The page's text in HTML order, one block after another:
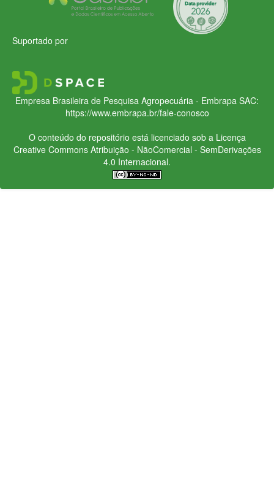
Suportado por
Empresa Brasileira de Pesquisa Agropecuária - Embrapa SAC:
https://www.embrapa.br/fale-conosco
O conteúdo do repositório está licenciado sob a Licença
Creative CommonsAtribuição - NãoComercial - SemDerivações
4.0 Internacional.